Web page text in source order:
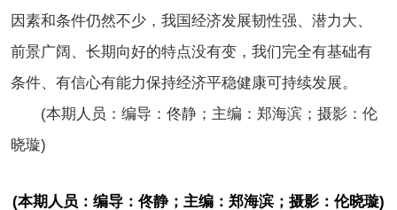
因素和条件仍然不少，我国经济发展韧性强、潜力大、
前景广阔、长期向好的特点没有变，我们完全有基础有
条件、有信心有能力保持经济平稳健康可持续发展。
(本期人员：编导：佟静；主编：郑海滨；摄影：伦
晓璇)
(本期人员：编导：佟静；主编：郑海滨；摄影：伦晓璇)